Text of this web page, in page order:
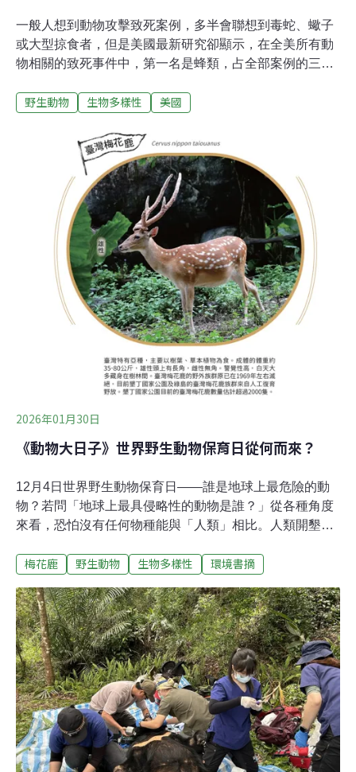
一般人想到動物攻擊致死案例，多半會聯想到毒蛇、蠍子
或大型掠食者，但是美國最新研究卻顯示，在全美所有動
物相關的致死事件中，第一名是蜂類，占全部案例的三
制及預防中心（CDC）的數據，2018至2023年間，美國
喪命。若按死因分類，蜂類顯然是最大宗，共造成497起
死亡，占全部動物相關死亡的31%；其次是占28.6%的其
他哺乳類，包括牛、馬等農場動物，共458起；而狗則以
420起案例位居第三，占26.2%。至於一般人常聞之喪膽的
蠍子、毒蛇和毒蜘蛛，分別只有78、30及26起，合計仍遠
少於蜂類。在接觸蜂類致死的案例中，男性占了八成。但
在受犬隻攻擊致死的案例則以女性最高，占了54.5%。據
《紐約郵報》報導，2025年便有一名德州男子除草時不小
心驚動蜂巢，遭蜂群攻擊致死；即便他拚命跳上皮卡車逃
野生動物 生物多樣性 美國
2026年01月30日
《動物大日子》世界野生動物保育日從何而來？
12月4日世界野生動物保育日——誰是地球上最危險的動
物？若問「地球上最具侵略性的動物是誰？」從各種角度
來看，恐怕沒有任何物種能與「人類」相比。人類開墾森
活動還影響了大量物種的存續。外表優雅迷人的「台灣梅
各地山林都棲息著許多鹿。有些地區的名稱，更因周邊環
境有鹿動，而以「鹿」字為名，其中最為人熟知的就是
「鹿港」。據傳鹿港早年稱作「鹿仔港」，與當地鹿群及
獵鹿文化有關。台灣許多縣市可見「鹿寮」、「鹿仔坑」
等地名，往往也都是因為鹿的存在而得名。17世紀荷治時
期，由於中日鹿皮市場興盛，梅花鹿遭到大量獵捕。當時
一年外銷的鹿皮，至多可超過10萬張。同時，先民為了耕
作及建設，持續開墾台灣的平原地區，使梅花鹿的棲息地
一直減少。大約20世紀初，台灣西部地區已經看不到梅花
梅花鹿 野生動物 生物多樣性 環境書摘